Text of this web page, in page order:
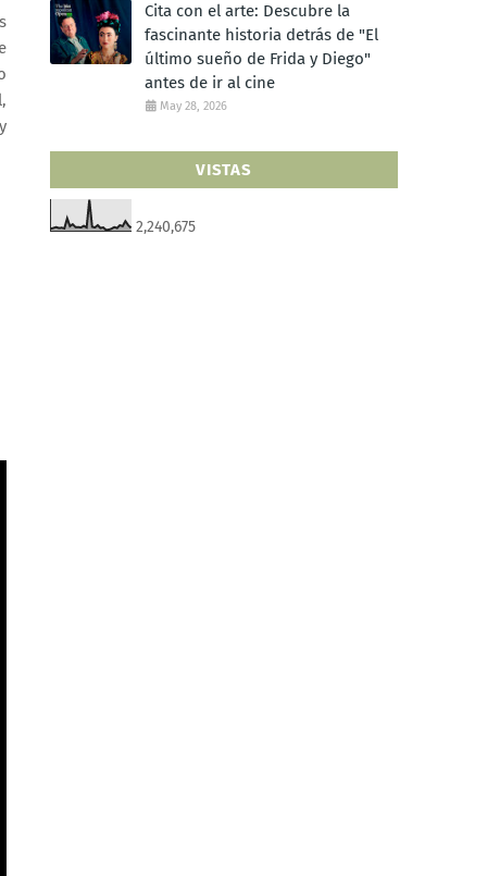
Cita con el arte: Descubre la
fascinante historia detrás de "El
último sueño de Frida y Diego"
antes de ir al cine
May 28, 2026
VISTAS
2,240,675